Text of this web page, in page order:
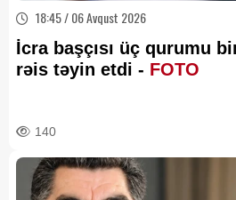
18:45 / 06 Avqust 2026
İcra başçısı üç qurumu
rəis təyin etdi - FOTO
140